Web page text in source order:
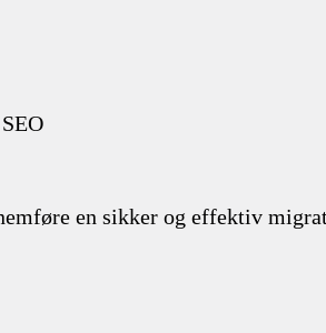
en sikker og effektiv